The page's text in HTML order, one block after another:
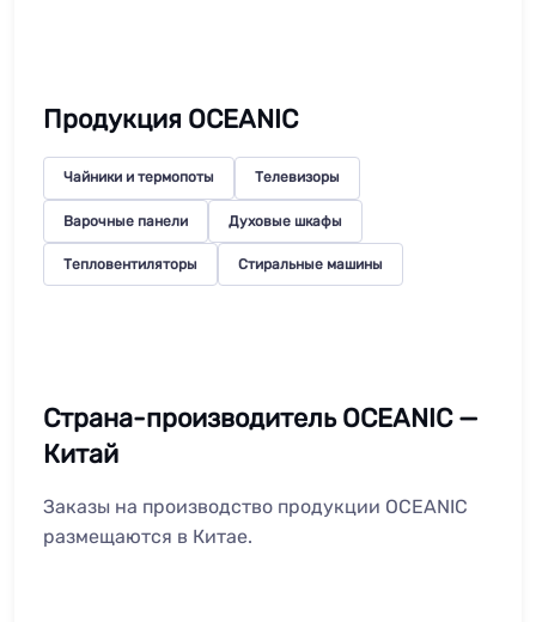
Продукция OCEANIC
Чайники и термопоты Телевизоры
Варочные панели Духовые шкафы
Тепловентиляторы Стиральные машины
Страна-производитель OCEANIC —
Китай
Заказы на производство продукции OCEANIC
размещаются в Китае.